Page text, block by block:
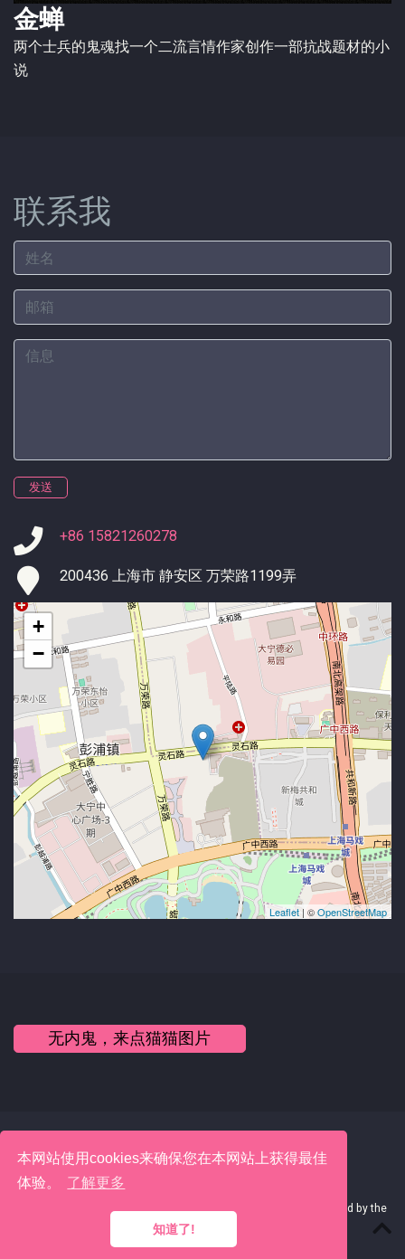
本网站使用cookies来确保您在本网站上获得最佳
体验。
了解更多
知道了!
金蝉
两个士兵的鬼魂找一个二流言情作家创作一部抗战题材的小
说
联系我
姓名
邮箱
信息
发送
+86 15821260278
200436 上海市 静安区 万荣路1199弄
+
−
Leaflet | ©OpenStreetMap
无内鬼，来点猫猫图片
· Powered by the
Academic theme